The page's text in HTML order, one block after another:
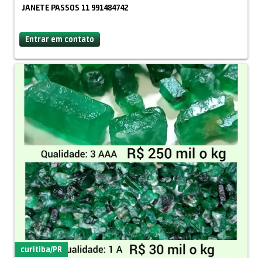
Negociação direta possível com proprietário mas
aceitamos intermediários sérios.
Entre em contato para mais informações, laudos
disponíveis e detalhes da área.
Contato: Paulo Sérgio Luz /Celular /Zap: (73)99935-1398e-
mail: pluzdigital@yahoo.com
JANETE PASSOS 11 991484742
Entrar em contato
curitiba/PR